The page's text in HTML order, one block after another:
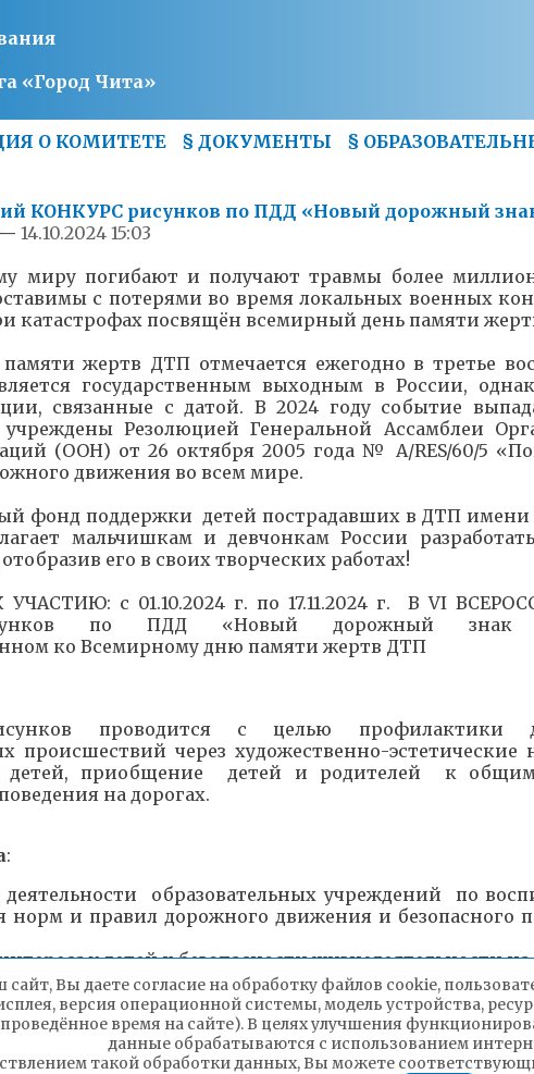
«Город Чита»
О КОМИТЕТЕ § ДОКУМЕНТЫ §
КОНКУРС рисунков по ПДД «Новый дорожный
14.10.2024 15:03
миру погибают и получают травмы более
с потерями во время локальных военных
катастрофах посвящён всемирный день памяти
жертв ДТП отмечается ежегодно в третье
государственным выходным в России,
связанные с датой. В 2024 году событие
Резолюцией Генеральной Ассамблеи
(ООН) от 26 октября 2005 года № A/RES/60/5
движения во всем мире.
фонд поддержки детей пострадавших в ДТП
мальчишкам и девчонкам России
его в своих творческих работах!
с 01.10.2024 г. по 17.11.2024 г. В VI
по ПДД «Новый дорожный знак
ко Всемирному дню памяти жертв ДТП
проводится с целью профилактики
происшествий через художественно-эстетические
детей, приобщение детей и родителей к
на дорогах.
:
деятельности образовательных учреждений по
норм и правил дорожного движения и безопасного
у детей к безопасности жизнедеятельности на
внимания родителей, общественности к проблемам
травматизма;
способностей детей.
Вы даете согласие на обработку файлов cookie,
версия операционной системы, модель устройства,
время на сайте). В целях улучшения
данные обрабатываются с использованием
такой обработки данных, Вы можете